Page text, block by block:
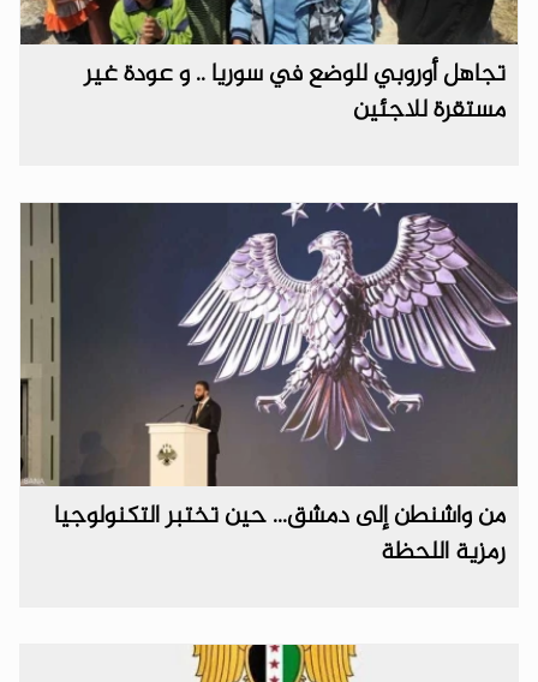
تجاهل أوروبي للوضع في سوريا .. و عودة غير
مستقرة للاجئين
من واشنطن إلى دمشق... حين تختبر التكنولوجيا
رمزية اللحظة